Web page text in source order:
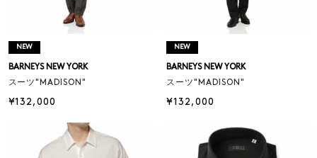
NEW
BARNEYS NEW YORK
スーツ"MADISON"
¥132,000
NEW
BARNEYS NEW YORK
スーツ"MADISON"
¥132,000